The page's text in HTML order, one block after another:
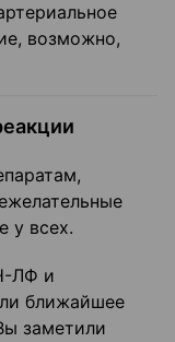
возможно,
у всех.
ЛФ и
ближайшее
заметили